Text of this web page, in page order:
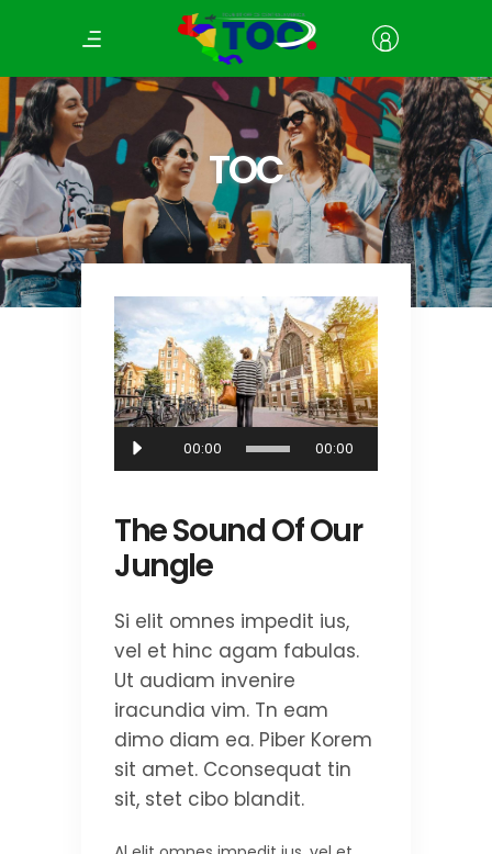
TOC
Audio
Player
00:00 00:00
The Sound Of Our
Jungle
Si elit omnes impedit ius,
vel et hinc agam fabulas.
Ut audiam invenire
iracundia vim. Tn eam
dimo diam ea. Piber Korem
sit amet. Cconsequat tin
sit, stet cibo blandit.